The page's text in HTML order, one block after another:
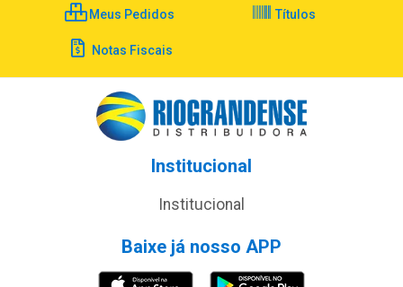
Meus Pedidos Títulos
Notas Fiscais
Institucional
Institucional
Baixe já nosso APP